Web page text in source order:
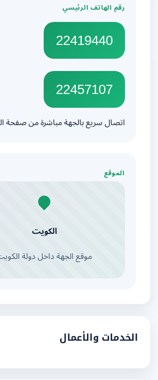
رقم الهاتف الرئيسي
22419440
22457107
اتصال سريع بالجهة مباشرة من صفحة الدليل.
الموقع
الكويت
موقع الجهة داخل دولة الكويت
الخدمات والأعمال